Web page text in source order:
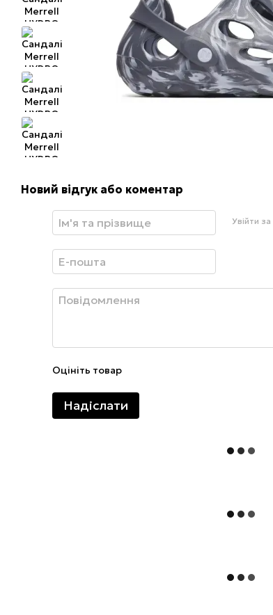
Новий відгук або коментар
Увійти
Оцініть товар
Надіслати